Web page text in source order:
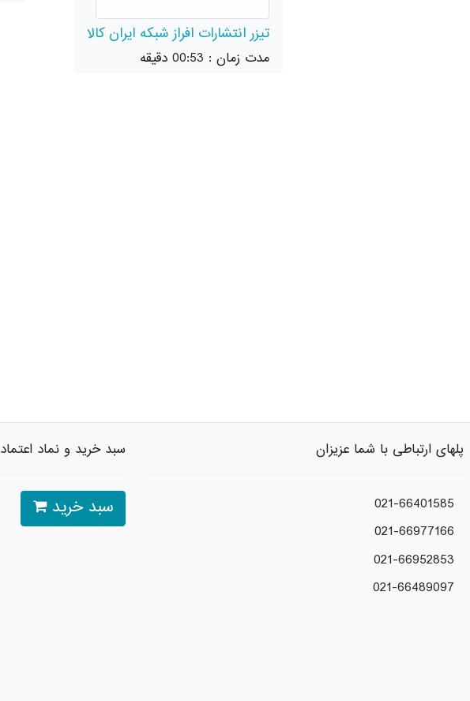
تیزر انتشارات افراز شبکه ایران کالا
مدت زمان : 00:53 دقیقه
پلهای ارتباطی با شما عزیزان
021-66401585
021-66977166
021-66952853
021-66489097
سبد خرید و نماد اعتماد
سبد خرید